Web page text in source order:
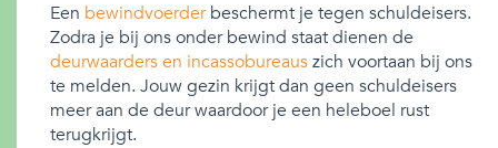
Een bewindvoerderbeschermt je tegen schuldeisers.
Zodra je bij ons onder bewind staat dienen de
deurwaarders en incassobureauszich voortaan bij ons
te melden. Jouw gezin krijgt dan geen schuldeisers
meer aan de deur waardoor je een heleboel rust
terugkrijgt.